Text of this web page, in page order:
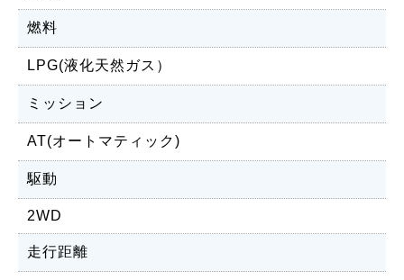
燃料
LPG(液化天然ガス）
ミッション
AT(オートマティック)
駆動
2WD
走行距離